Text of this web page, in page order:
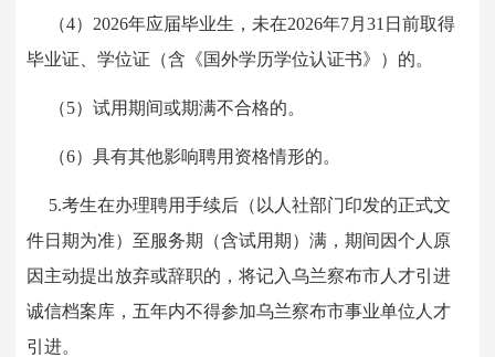
（4）2026年应届毕业生，未在2026年7月31日前取得
毕业证、学位证（含《国外学历学位认证书》）的。
（5）试用期间或期满不合格的。
（6）具有其他影响聘用资格情形的。
5.考生在办理聘用手续后（以人社部门印发的正式文
件日期为准）至服务期（含试用期）满，期间因个人原
因主动提出放弃或辞职的，将记入乌兰察布市人才引进
诚信档案库，五年内不得参加乌兰察布市事业单位人才
引进。